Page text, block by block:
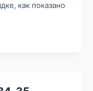
как показано